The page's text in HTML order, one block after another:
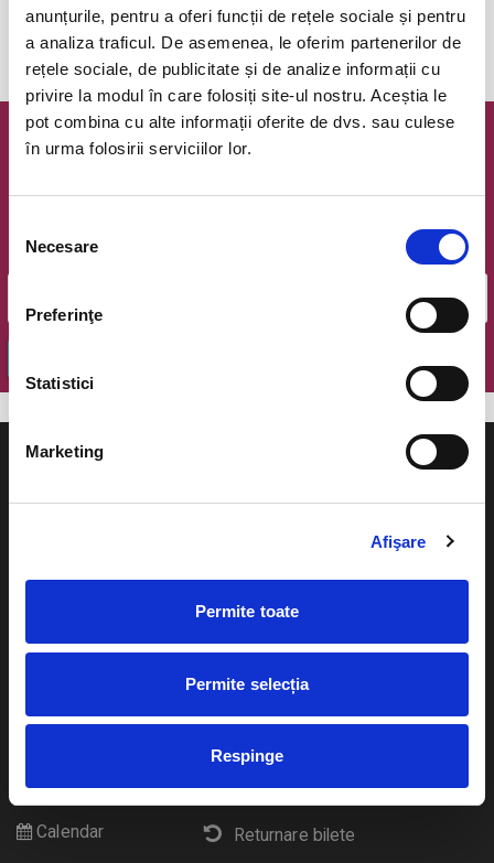
anunțurile, pentru a oferi funcții de rețele sociale și pentru
a analiza traficul. De asemenea, le oferim partenerilor de
rețele sociale, de publicitate și de analize informații cu
privire la modul în care folosiți site-ul nostru. Aceștia le
pot combina cu alte informații oferite de dvs. sau culese
în urma folosirii serviciilor lor.
consimțământului
Necesare
Preferinţe
Statistici
Marketing
Afişare
Permite toate
Permite selecția
Respinge
Evenimentul a expirat.
Newsletter @ Bilete.ro
Email
Cum comand bilete?
eBilet printat acasa
Returnare bilete
Pentru copii
Diverse
Calendar